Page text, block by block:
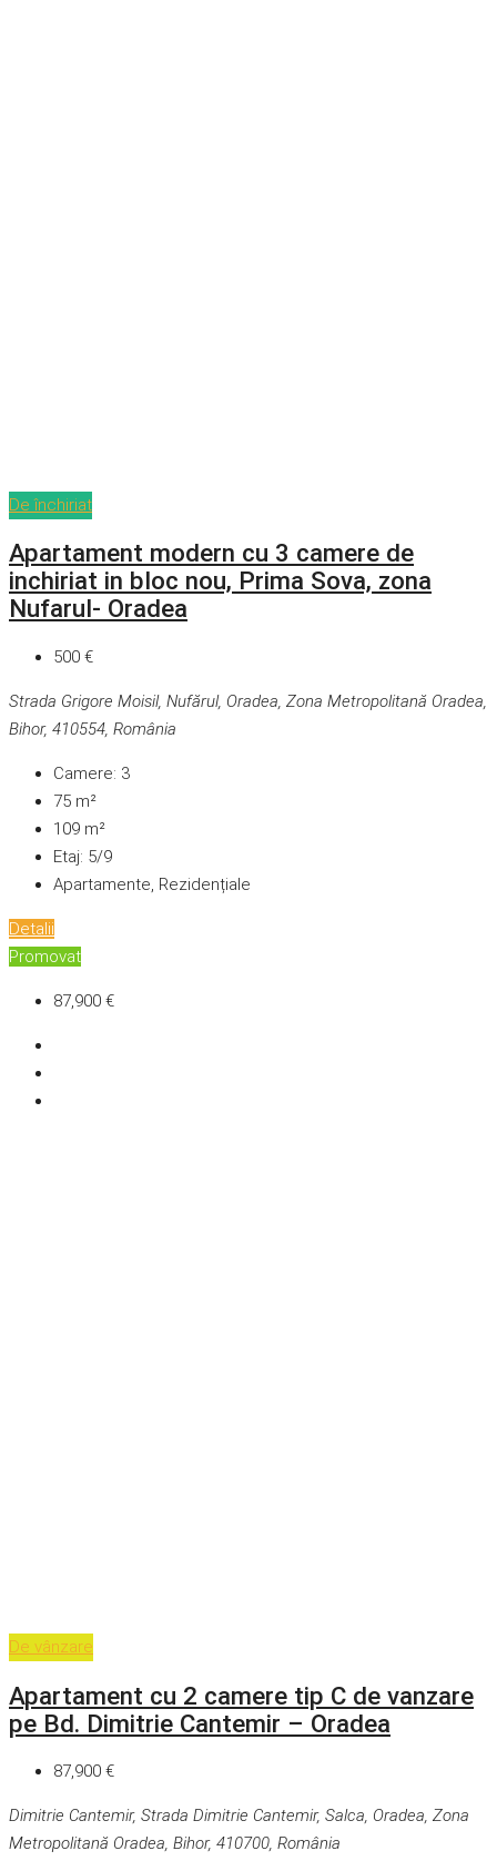
De închiriat
Apartament modern cu 3 camere de
inchiriat in bloc nou, Prima Sova, zona
Nufarul- Oradea
500 €
Strada Grigore Moisil, Nufărul, Oradea, Zona Metropolitană Oradea,
Bihor, 410554, România
Camere: 3
75 m²
109 m²
Etaj: 5/9
Apartamente, Rezidențiale
Detalii
Promovat
87,900 €
De vânzare
Apartament cu 2 camere tip C de vanzare
pe Bd. Dimitrie Cantemir – Oradea
87,900 €
Dimitrie Cantemir, Strada Dimitrie Cantemir, Salca, Oradea, Zona
Metropolitană Oradea, Bihor, 410700, România